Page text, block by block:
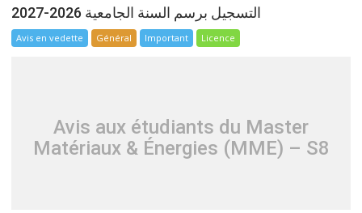
التسجيل برسم السنة الجامعية 2026-2027
Avis en vedette Général Important Licence
Avis aux étudiants du Master
Matériaux & Énergies (MME) – S8